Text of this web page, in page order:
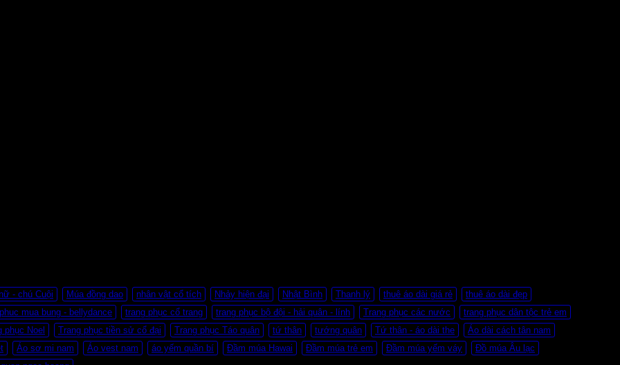
- chú Cuội Múa đồng dao nhân vật cổ tích Nhảy hiện đại Nhật Bình Thanh lý thuê áo dài giá rẻ
thuê áo dài đẹp
mua bung - bellydance trang phục cổ trang trang phục bộ đội - hải quân - lính Trang phục các nước
trang phục dân tộc trẻ em
phục Noel Trang phục tiền sử cổ đại Trang phục Táo quân tứ thân tướng quân Tứ thân - áo dài the
Áo dài cách tân nam
Áo sơ mi nam Áo vest nam áo yếm quần bí Đầm múa Hawai Đầm múa trẻ em Đầm múa yếm váy
Đồ múa Âu lạc